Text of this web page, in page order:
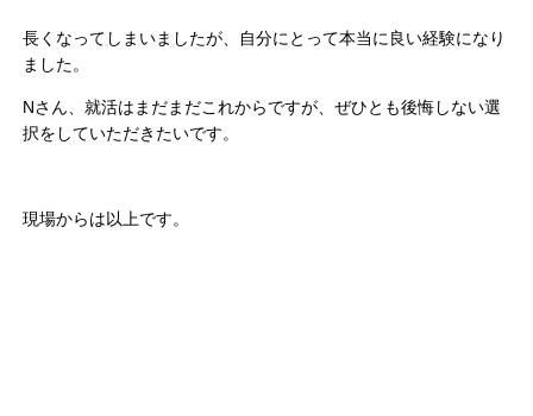
長くなってしまいましたが、自分にとって本当に良い経験になり
ました。
Nさん、就活はまだまだこれからですが、ぜひとも後悔しない選
択をしていただきたいです。
現場からは以上です。